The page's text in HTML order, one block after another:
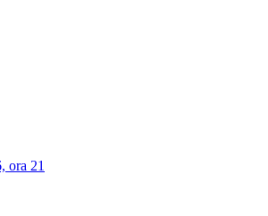
ora 21